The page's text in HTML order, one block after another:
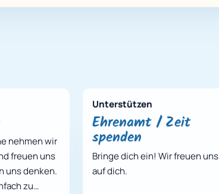
nehmen wir
freuen uns
uns denken.
zu
Unterstützen
Ehrenamt / Zeit
spenden
Bringe dich ein! Wir freuen uns
auf dich.